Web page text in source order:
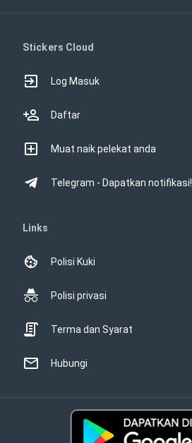
Stickers Cloud
Log Masuk
Daftar
Muat naik pelekat anda
Telegram - Dapatkan notifikasi!
Links
Polisi Kuki
Polisi privasi
Terma dan Syarat
Hubungi